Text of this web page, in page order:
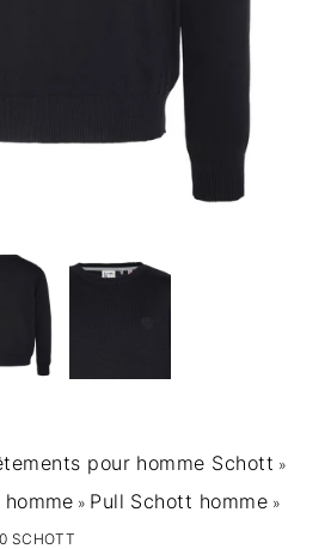
pour homme Schott »
» Pull Schott homme »
SCHOTT